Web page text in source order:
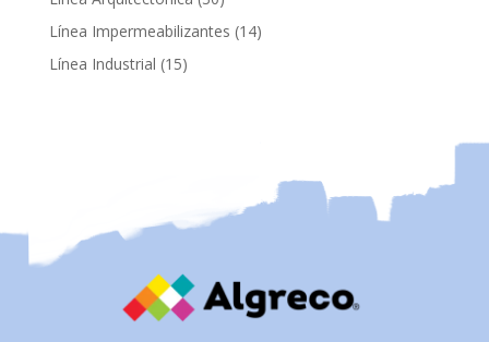
productos
Línea Impermeabilizantes 1414
Línea Industrial 1515